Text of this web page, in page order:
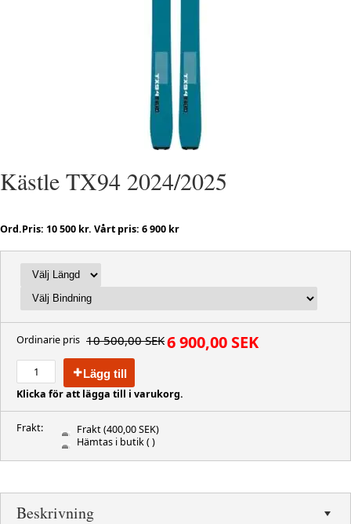
Kästle TX94 2024/2025
Ord.Pris: 10 500 kr. Vårt pris: 6 900 kr
Ordinarie pris 10 500,00 SEK6 900,00 SEK
Lägg till
Klicka för att lägga till i varukorg.
Frakt: Frakt(400,00 SEK)
Hämtas i butik( )
Beskrivning